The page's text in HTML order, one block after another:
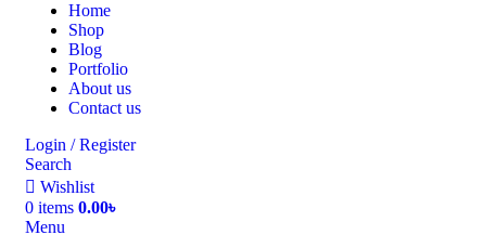
Home
Shop
Blog
Portfolio
About us
Contact us
Login / Register
Search
Wishlist
0 items 0.00৳
Menu